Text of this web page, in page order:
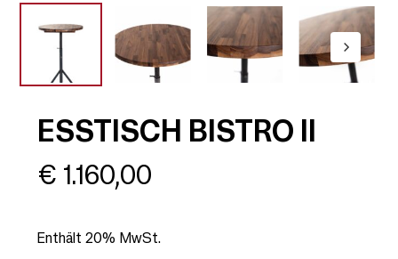
ESSTISCH BISTRO II
€ 1.160,00
Enthält 20% MwSt.